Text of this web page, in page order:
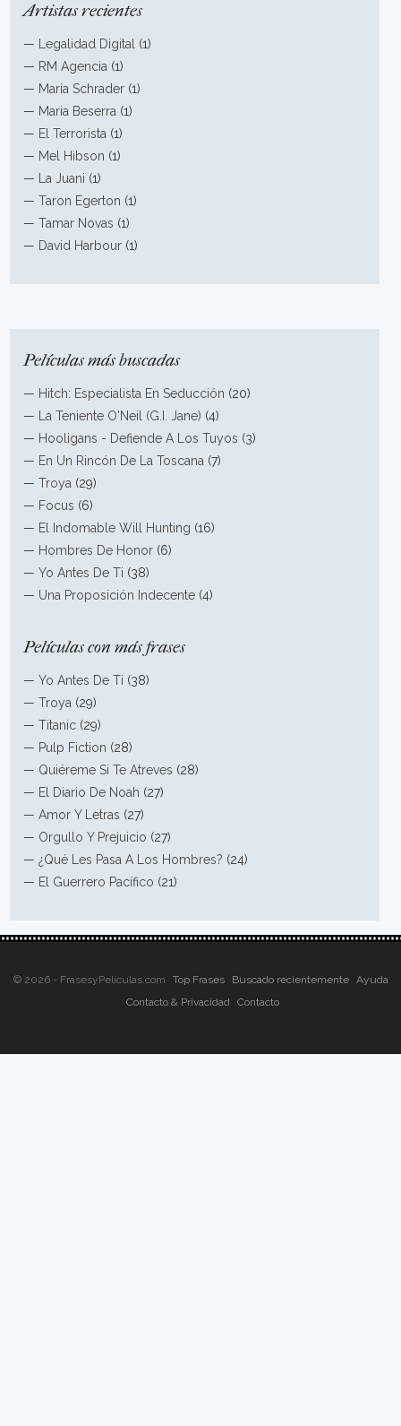
Artistas recientes
— Legalidad Digital
(1)
— RM Agencia (1)
— Maria Schrader (1)
— Maria Beserra (1)
— El Terrorista (1)
— Mel Hibson (1)
—
La Juani (1)
—Taron Egerton (1)
—Tamar Novas (1)
— David Harbour (1)
Películas más buscadas
— Hitch: Especialista En Seducción (20)
—
La Teniente O'Neil (G.I. Jane) (4)
— Hooligans - Defiende A Los Tuyos (3)
— En Un Rincón De La Toscana (7)
—Troya (29)
— Focus (6)
— El Indomable Will Hunting (16)
— Hombres De Honor (6)
—Yo Antes De Ti (38)
— Una Proposición Indecente (4)
Películas con más frases
—Yo Antes De Ti (38)
—Troya (29)
—Titanic (29)
— Pulp Fiction (28)
— Quiéreme Si Te Atreves (28)
— El Diario De Noah (27)
—Amor Y Letras (27)
— Orgullo Y Prejuicio (27)
—¿Qué Les Pasa A Los Hombres? (24)
— El Guerrero Pacífico (21)
© 2026 - FrasesyPeliculas.com Top Frases Buscado recientemente
Ayuda
Contacto & Privacidad
Contacto